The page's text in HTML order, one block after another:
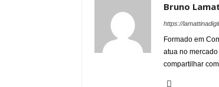
Bruno
https://
Formado em
atua no
compartilhar